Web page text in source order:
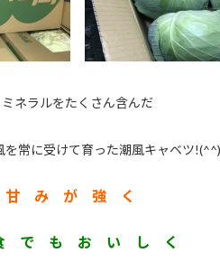
ミネラルをたくさん含んだ
を常に受けて育った潮風キャベツ
甘 み が 強 く
で も お い し く